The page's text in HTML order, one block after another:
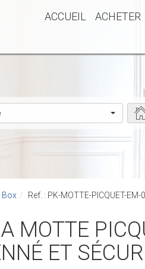
ACCUEIL ACHETER
Box Ref. : PK-MOTTE-PICQUET-EM-
ET